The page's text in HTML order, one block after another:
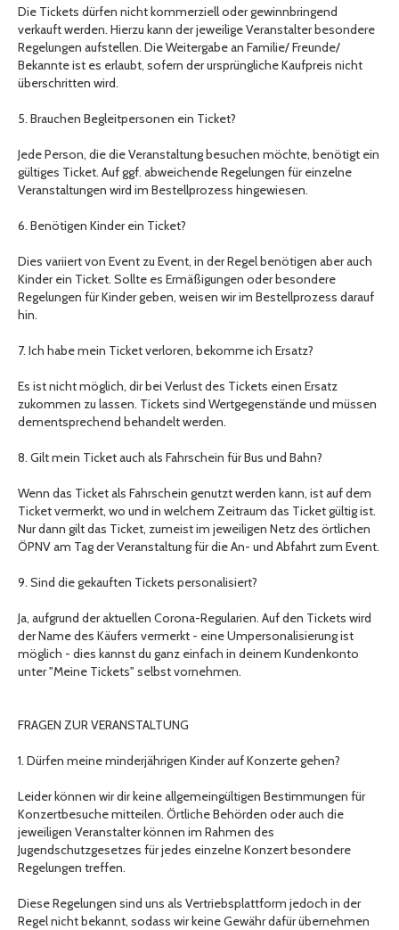
Die Tickets dürfen nicht kommerziell oder gewinnbringend
verkauft werden. Hierzu kann der jeweilige Veranstalter besondere
Regelungen aufstellen. Die Weitergabe an Familie/ Freunde/
Bekannte ist es erlaubt, sofern der ursprüngliche Kaufpreis nicht
überschritten wird.
5. Brauchen Begleitpersonen ein Ticket?
Jede Person, die die Veranstaltung besuchen möchte, benötigt ein
gültiges Ticket. Auf ggf. abweichende Regelungen für einzelne
Veranstaltungen wird im Bestellprozess hingewiesen.
6. Benötigen Kinder ein Ticket?
Dies variiert von Event zu Event, in der Regel benötigen aber auch
Kinder ein Ticket. Sollte es Ermäßigungen oder besondere
Regelungen für Kinder geben, weisen wir im Bestellprozess darauf
hin.
7. Ich habe mein Ticket verloren, bekomme ich Ersatz?
Es ist nicht möglich, dir bei Verlust des Tickets einen Ersatz
zukommen zu lassen. Tickets sind Wertgegenstände und müssen
dementsprechend behandelt werden.
8. Gilt mein Ticket auch als Fahrschein für Bus und Bahn?
Wenn das Ticket als Fahrschein genutzt werden kann, ist auf dem
Ticket vermerkt, wo und in welchem Zeitraum das Ticket gültig ist.
Nur dann gilt das Ticket, zumeist im jeweiligen Netz des örtlichen
ÖPNV am Tag der Veranstaltung für die An- und Abfahrt zum Event.
9. Sind die gekauften Tickets personalisiert?
Ja, aufgrund der aktuellen Corona-Regularien. Auf den Tickets wird
der Name des Käufers vermerkt - eine Umpersonalisierung ist
möglich - dies kannst du ganz einfach in deinem Kundenkonto
unter "Meine Tickets" selbst vornehmen.
FRAGEN ZUR VERANSTALTUNG
1. Dürfen meine minderjährigen Kinder auf Konzerte gehen?
Leider können wir dir keine allgemeingültigen Bestimmungen für
Konzertbesuche mitteilen. Örtliche Behörden oder auch die
jeweiligen Veranstalter können im Rahmen des
Jugendschutzgesetzes für jedes einzelne Konzert besondere
Regelungen treffen.
Diese Regelungen sind uns als Vertriebsplattform jedoch in der
Regel nicht bekannt, sodass wir keine Gewähr dafür übernehmen